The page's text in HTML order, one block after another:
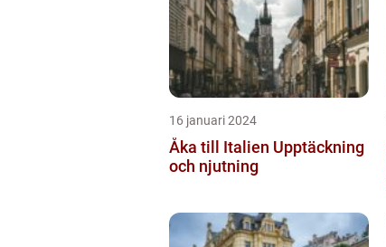
16 januari 2024
Åka till Italien Upptäckning
och njutning